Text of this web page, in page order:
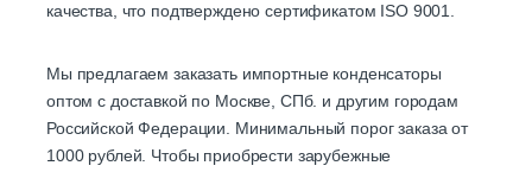
качества, что подтверждено сертификатом ISO 9001.
Мы предлагаем заказать импортные конденсаторы
оптом с доставкой по Москве, СПб. и другим городам
Российской Федерации. Минимальный порог заказа от
1000 рублей. Чтобы приобрести зарубежные